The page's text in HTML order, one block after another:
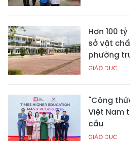
Hơn 100
sở vật
phường
GIÁO DỤC
"Công
Việt Nam
cầu
GIÁO DỤC